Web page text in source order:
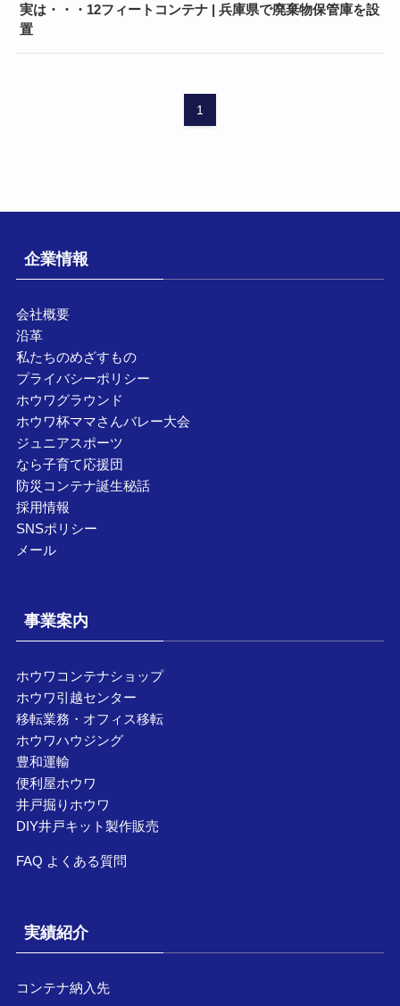
実は・・・12フィートコンテナ | 兵庫県で廃棄物保管庫を設
置
1
企業情報
会社概要
沿革
私たちのめざすもの
プライバシーポリシー
ホウワグラウンド
ホウワ杯ママさんバレー大会
ジュニアスポーツ
なら子育て応援団
防災コンテナ誕生秘話
採用情報
SNSポリシー
メール
事業案内
ホウワコンテナショップ
ホウワ引越センター
移転業務・オフィス移転
ホウワハウジング
豊和運輸
便利屋ホウワ
井戸掘りホウワ
DIY井戸キット製作販売
FAQ よくある質問
実績紹介
コンテナ納入先